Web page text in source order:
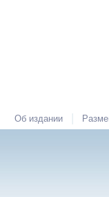
Об издании |